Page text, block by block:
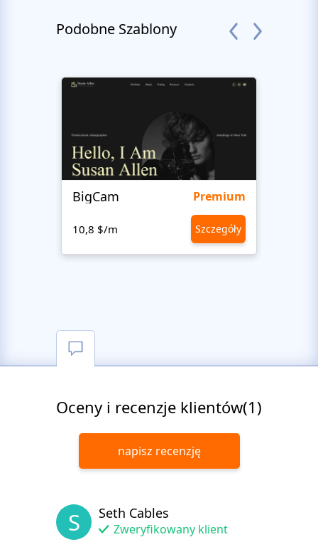
Podobne Szablony
BigCam Premium
10,8 $/m Szczegóły
Oceny i recenzje klientów(1)
napisz recenzję
S Seth Cables
Zweryfikowany klient